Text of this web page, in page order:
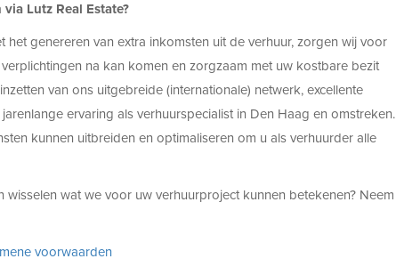
Lutz Real Estate?
het genereren van extra inkomsten uit de verhuur, zorgen wij voor
na kan komen en zorgzaam met uw kostbare bezit
van ons uitgebreide (internationale) netwerk, excellente
ervaring als verhuurspecialist in Den Haag en omstreken.
kunnen uitbreiden en optimaliseren om u als verhuurder alle
wisselen wat we voor uw verhuurproject kunnen betekenen? Neem
voorwaarden